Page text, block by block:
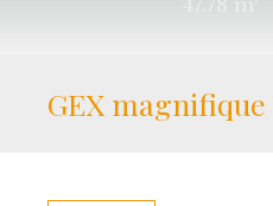
GEX magnifique